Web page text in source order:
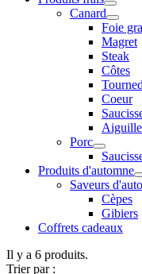
Canard
Foie
Magret
Steak
Côtes
Coeur
Porc
Produits d'automne
Saveurs
Cèpes
Gibiers
Coffrets cadeaux
Il y a 6 produits.
Trier par :